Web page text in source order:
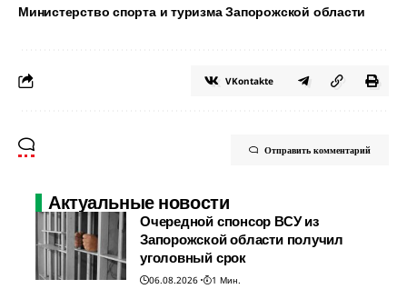
Министерство спорта и туризма Запорожской области
VKontakte
Отправить комментарий
Актуальные новости
Очередной спонсор ВСУ из
Запорожской области получил
уголовный срок
06.08.2026
1 Мин.